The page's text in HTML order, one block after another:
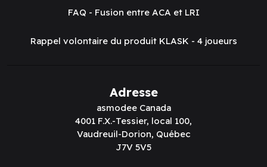
FAQ - Fusion entre ACA et LRI
Rappel volontaire du produit KLASK - 4 joueurs
Adresse
asmodee Canada
4001 F.X.-Tessier, local 100,
Vaudreuil-Dorion, Québec
J7V 5V5